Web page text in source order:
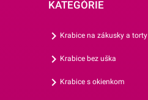
použitie a zakaždým
povrchu ich môžete
na pečenie a grilovanie pri
KATEGÓRIE
Krabice na zákusky a torty
Krabice bez uška
Krabice s okienkom